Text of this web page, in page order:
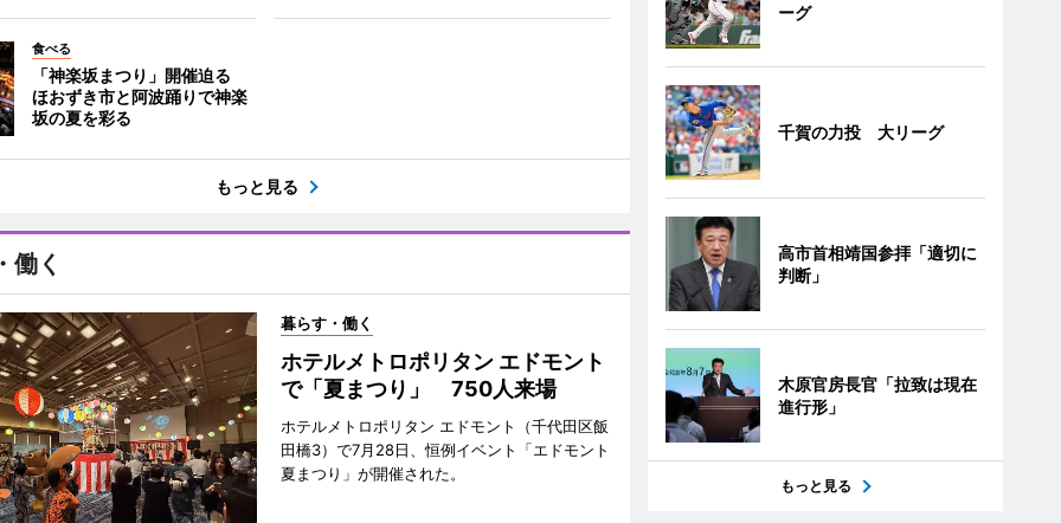
食べる
「神楽坂まつり」開催迫る
ほおずき市と阿波踊りで神楽
坂の夏を彩る
もっと見る
働く
暮らす・働く
ホテルメトロポリタン エドモント
で「夏まつり」 750人来場
ホテルメトロポリタン エドモント（千代田区飯
田橋3）で7月28日、恒例イベント「エドモント
夏まつり」が開催された。
ーグ
千賀の力投 大リーグ
高市首相靖国参拝「適切に
判断」
木原官房長官「拉致は現在
進行形」
もっと見る